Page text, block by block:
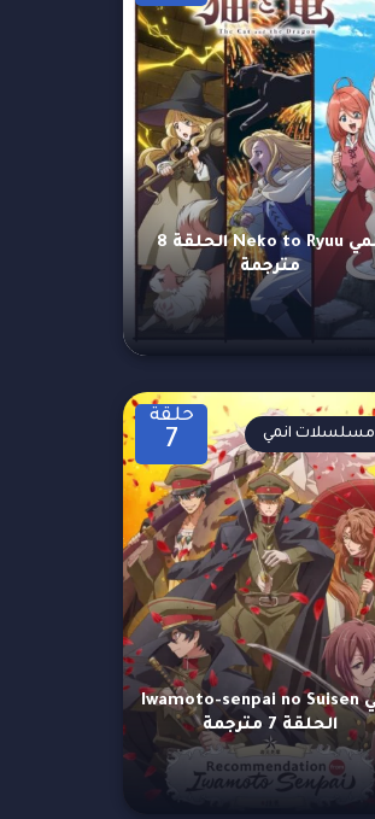
انمي Neko to Ryuu الحلقة 8
مترجمة
حلقة
7
انمي Iwamoto-senpai no Suisen
الحلقة 7 مترجمة
مسلسلات انمي